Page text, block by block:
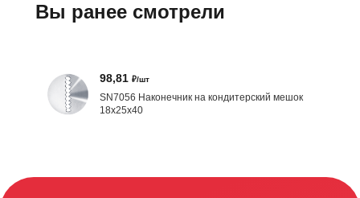
Вы ранее смотрели
98,81 ₽/шт
SN7056 Наконечник на кондитерский мешок
18х25х40